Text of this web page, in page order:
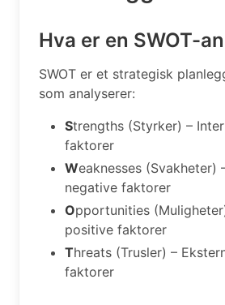
Hva er en SWOT-
SWOT er et strategisk
som analyserer:
Strengths (Styrker) –
faktorer
Weaknesses (Svakheter)
negative faktorer
Opportunities
positive faktorer
Threats (Trusler) –
faktorer